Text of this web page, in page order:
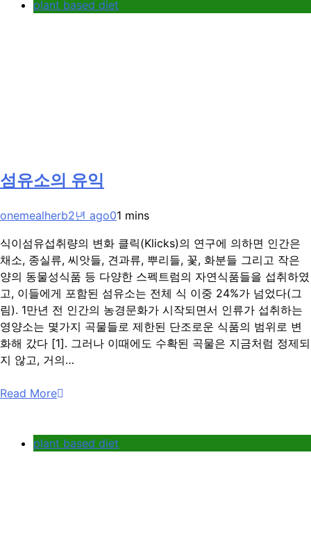
plant based diet
섬유소의 유익
onemealherb2년 ago01 mins
식이섬유섭취량의 변화 클릭(Klicks)의 연구에 의하면 인간은
채소, 종실류, 씨앗들, 견과류, 뿌리들, 꽃, 화분들 그리고 작은
양의 동물성식품 등 다양한 스펙트럼의 자연식품들을 섭취하였
고, 이들에게 포함된 섬유소는 전체 식 이중 24%가 넘었다(그
림). 1만년 전 인간의 농경문화가 시작되면서 인류가 섭취하는
영양소는 몇가지 곡물들로 제한된 단조로운 식품의 범위로 변
화해 갔다 [1]. 그러나 이때에도 수확된 곡물은 지금처럼 정제되
지 않고, 거의…
Read More
plant based diet